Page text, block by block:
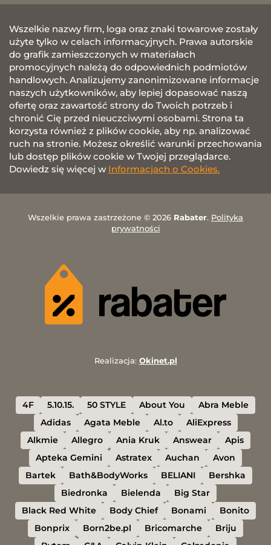
Wszelkie nazwy firm, loga oraz znaki towarowe zostały
użyte tylko w celach informacyjnych. Prawa autorskie
do grafik zamieszczonych w materiałach
promocyjnych należą do odpowiednich podmiotów
handlowych. Analizujemy zanonimizowane informacje
naszych użytkowników, aby lepiej dopasować naszą
ofertę oraz zawartość strony do Twoich potrzeb i
chronić Cię przed nieuczciwymi osobami. Strona ta
korzysta również z plików cookie, aby np. analizować
ruch na stronie. Możesz określić warunki przechowania
lub dostęp plików cookie w Twojej przeglądarce.
Dowiedz się więcej w Informacjach o Cookies.
Wszelkie prawa zastrzeżone © 2026 Rabater. Polityka
prywatności
Realizacja: Okinet.pl
4F 5.10.15. 50 STYLE About You
Abra Meble
Adidas
Agata Meble Al.to
AliExpress
Alkmie
Allegro Ania Kruk Answear
Apis
Apteka Gemini
Astratex Auchan
Avon
Bartek
Bath&BodyWorks BELIANI
Bershka
Biedronka
Bielenda
Big Star
Black Red White
Body Chief Bonami
Bonito
Bonprix
Born2be.pl Bricomarche
Briju